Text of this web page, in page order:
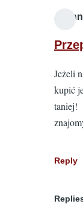
Jeżeli
kupić
taniej!
Reply